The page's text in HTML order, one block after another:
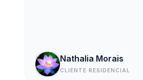
Nathalia Morais
CLIENTE RESIDENCIAL